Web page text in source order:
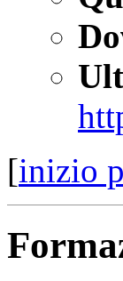
[inizio